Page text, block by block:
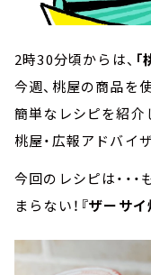
2時30分頃からは、
今週、桃屋の商品を
簡単なレシピを紹介
桃屋・広報アドバイ
今回のレシピは・・
まらない！ 『ザーサ